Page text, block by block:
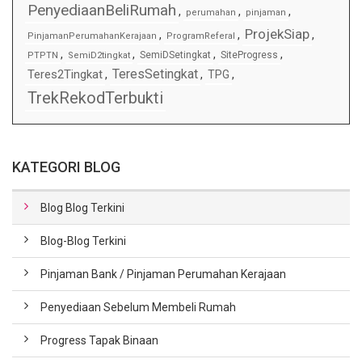
PenyediaanBeliRumah , perumahan , pinjaman ,
PinjamanPerumahanKerajaan , ProgramReferal , ProjekSiap,
PTPTN , SemiD2tingkat , SemiDSetingkat , SiteProgress ,
Teres2Tingkat, TeresSetingkat, TPG ,
TrekRekodTerbukti
KATEGORI BLOG
Blog Blog Terkini
Blog-Blog Terkini
Pinjaman Bank / Pinjaman Perumahan Kerajaan
Penyediaan Sebelum Membeli Rumah
Progress Tapak Binaan